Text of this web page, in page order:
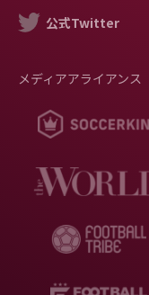
公式Twitter
メディアアライアンス